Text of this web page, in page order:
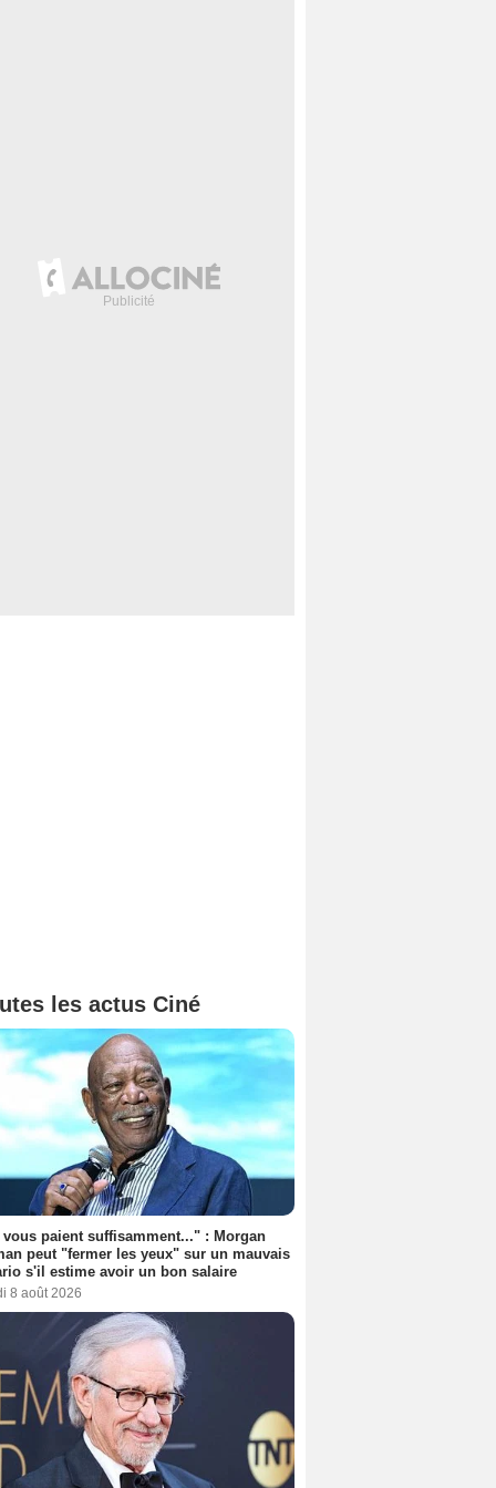
les actus Ciné
paient suffisamment..." : Morgan
peut "fermer les yeux" sur un mauvais
s'il estime avoir un bon salaire
8 août 2026